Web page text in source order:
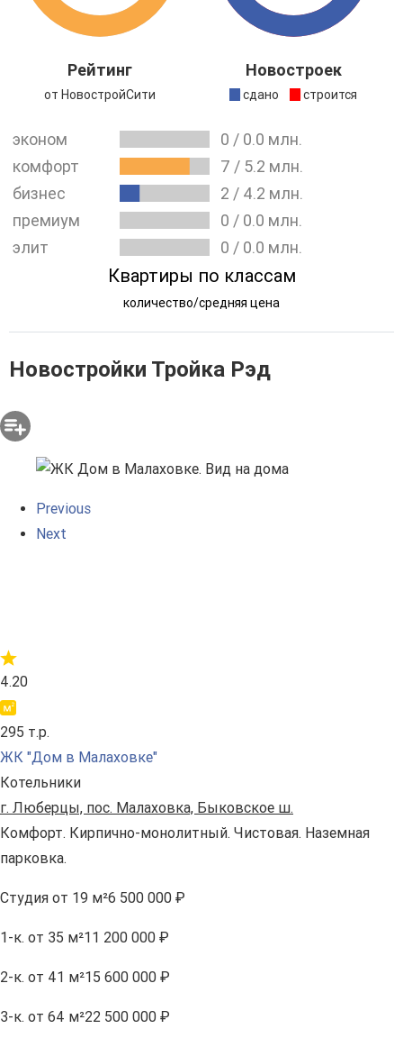
метров жилой недвижимости – проекты находятся на
разных стадиях от строительства до продаж. На
данный момент можно купить квартиру вЖК
"Новотомилино".
Рэд.
Рейтинг
от НовостройСити
Новостроек
сдано строится
эконом 0 / 0.0 млн.
комфорт
7 / 5.2 млн.
бизнес
2 / 4.2 млн.
премиум
0 / 0.0 млн.
элит
0 / 0.0 млн.
Квартиры по классам
количество/средняя цена
Новостройки Тройка Рэд
Previous
Next
4.20
295 т.р.
ЖК "Дом в Малаховке"
Котельники
г. Люберцы, пос. Малаховка, Быковское ш.
Комфорт. Кирпично-монолитный. Чистовая. Наземная
парковка.
Студия от 19 м²6 500 000 ₽
1-к. от 35 м²11 200 000 ₽
2-к. от 41 м²15 600 000 ₽
3-к. от 64 м²22 500 000 ₽